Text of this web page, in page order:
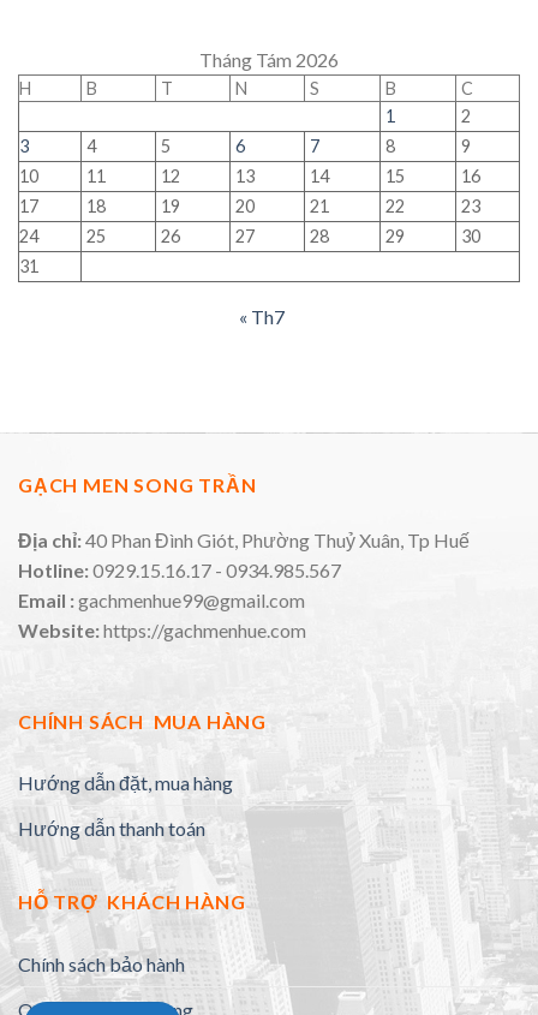
Tháng Tám 2026
H B T N S B
C
1
2
3
4 5 6 7 8
9
10
11 12 13 14 15
16
17
18 19 20 21 22
23
24
25 26 27 28 29
30
31
« Th7
GẠCH MEN SONG TRẦN
Địa chỉ:40 Phan Đình Giót, Phường Thuỷ Xuân, Tp Huế
Hotline:0929.15.16.17 - 0934.985.567
Email :gachmenhue99@gmail.com
Website:https://gachmenhue.com
CHÍNH SÁCH MUA HÀNG
Hướng dẫn đặt, mua hàng
Hướng dẫn thanh toán
HỖ TRỢ KHÁCH HÀNG
Chính sách bảo hành
Quy định đổi trả hàng